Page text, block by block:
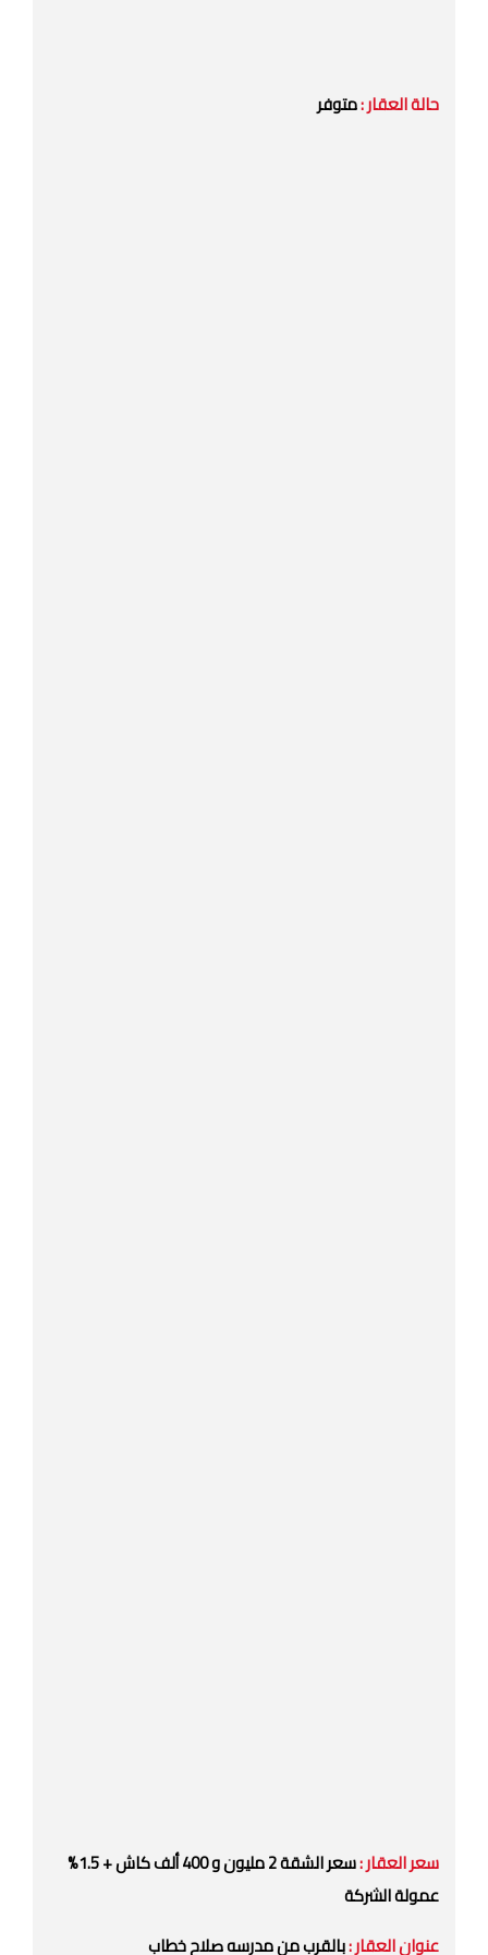
حالة العقار :متوفر
سعر العقار :
سعر الشقة 2 مليون و 400 ألف كاش + 1.5%
عمولة الشركة
عنوان العقار :بالقرب من مدرسه صلاح خطاب